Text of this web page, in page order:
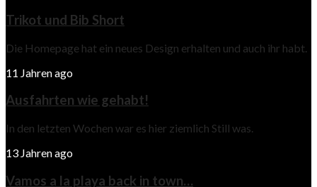
Trikot und Bib Short
Die Homepage hat ein neues Design erhalten und auch ihr habt.
11 Jahren ago
Ausfahrten wie gehabt!
In den letzten Wochen war es hier ziemlich Still was.
13 Jahren ago
Vamos a la playa back in town…